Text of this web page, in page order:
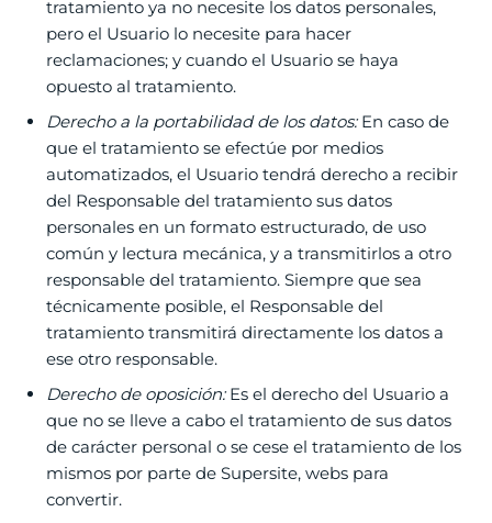
tratamiento ya no necesite los datos personales,
pero el Usuario lo necesite para hacer
reclamaciones; y cuando el Usuario se haya
opuesto al tratamiento.
Derecho a la portabilidad de los datos:En caso de
que el tratamiento se efectúe por medios
automatizados, el Usuario tendrá derecho a recibir
del Responsable del tratamiento sus datos
personales en un formato estructurado, de uso
común y lectura mecánica, y a transmitirlos a otro
responsable del tratamiento. Siempre que sea
técnicamente posible, el Responsable del
tratamiento transmitirá directamente los datos a
ese otro responsable.
Derecho de oposición:Es el derecho del Usuario a
que no se lleve a cabo el tratamiento de sus datos
de carácter personal o se cese el tratamiento de los
mismos por parte de Supersite, webs para
convertir.